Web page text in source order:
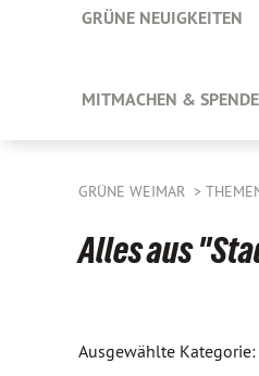
GRÜNE NEUIGKEITEN
MITMACHEN &
GRÜNE WEIMAR
Alles aus
Ausgewählte Kategorie: